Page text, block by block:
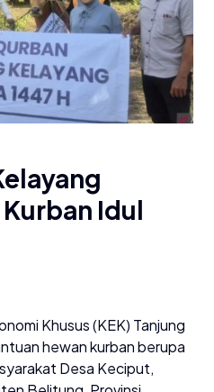
Idul
Khusus (KEK) Tanjung
hewan kurban berupa
Desa Keciput,